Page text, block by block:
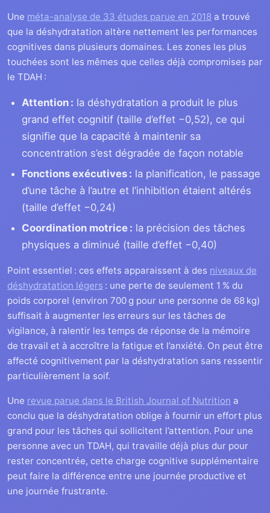
Une méta-analyse de 33 études parue en 2018 a trouvé
que la déshydratation altère nettement les performances
cognitives dans plusieurs domaines. Les zones les plus
touchées sont les mêmes que celles déjà compromises par
le TDAH :
Attention : la déshydratation a produit le plus
grand effet cognitif (taille d’effet −0,52), ce qui
signifie que la capacité à maintenir sa
concentration s’est dégradée de façon notable
Fonctions exécutives : la planification, le passage
d’une tâche à l’autre et l’inhibition étaient altérés
(taille d’effet −0,24)
Coordination motrice : la précision des tâches
physiques a diminué (taille d’effet −0,40)
Point essentiel : ces effets apparaissent à des niveaux de
déshydratation légers : une perte de seulement 1 % du
poids corporel (environ 700 g pour une personne de 68 kg)
suffisait à augmenter les erreurs sur les tâches de
vigilance, à ralentir les temps de réponse de la mémoire
de travail et à accroître la fatigue et l’anxiété. On peut être
affecté cognitivement par la déshydratation sans ressentir
particulièrement la soif.
Une revue parue dans le British Journal of Nutrition a
conclu que la déshydratation oblige à fournir un effort plus
grand pour les tâches qui sollicitent l’attention. Pour une
personne avec un TDAH, qui travaille déjà plus dur pour
rester concentrée, cette charge cognitive supplémentaire
peut faire la différence entre une journée productive et
une journée frustrante.